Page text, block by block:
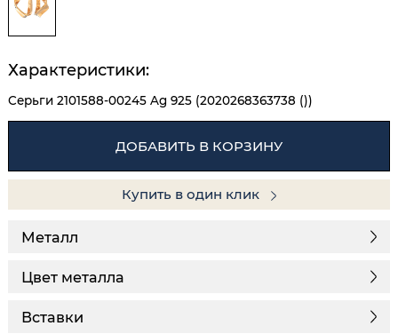
Характеристики:
Серьги 2101588-00245 Ag 925 (2020268363738 ())
ДОБАВИТЬ В КОРЗИНУ
Купить в один клик
Металл
Цвет металла
Вставки